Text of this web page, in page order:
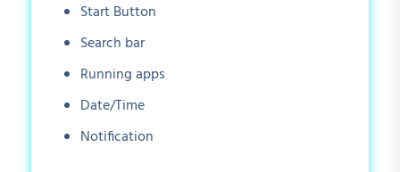
Start Button
Search bar
Running apps
Date/Time
Notification